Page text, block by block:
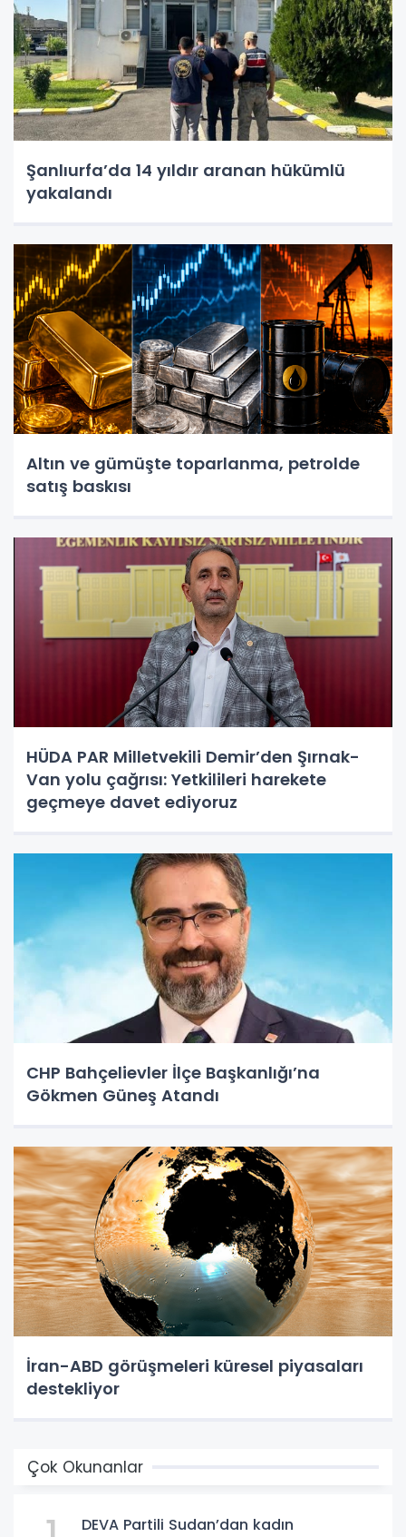
Şanlıurfa’da 14 yıldır aranan hükümlü
yakalandı
Altın ve gümüşte toparlanma, petrolde
satış baskısı
HÜDA PAR Milletvekili Demir’den Şırnak-
Van yolu çağrısı: Yetkilileri harekete
geçmeye davet ediyoruz
CHP Bahçelievler İlçe Başkanlığı’na
Gökmen Güneş Atandı
İran-ABD görüşmeleri küresel piyasaları
destekliyor
Çok Okunanlar
DEVA Partili Sudan’dan kadın